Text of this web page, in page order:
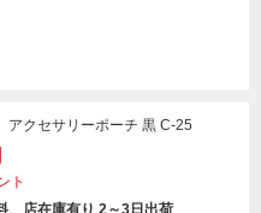
クセサリーポーチ 黒 C-25
ト
、店在庫有り 2～3日出荷